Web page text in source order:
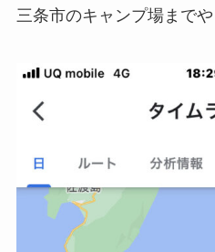
三条市のキャンプ場までや